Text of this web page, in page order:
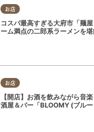
お店
コスパ最高すぎる大府市「麺
ーム満点の二郎系ラーメンを
お店
【開店】お酒を飲みながら音
酒屋＆バー「BLOOMY (ブル